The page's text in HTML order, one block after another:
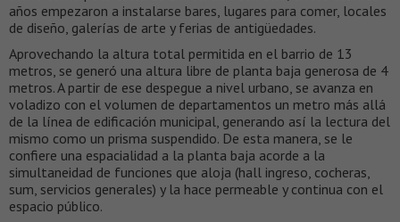
años empezaron a instalarse bares, lugares para comer, locales
de diseño, galerías de arte y ferias de antigüedades.
Aprovechando la altura total permitida en el barrio de 13
metros, se generó una altura libre de planta baja generosa de 4
metros. A partir de ese despegue a nivel urbano, se avanza en
voladizo con el volumen de departamentos un metro más allá
de la línea de edificación municipal, generando así la lectura del
mismo como un prisma suspendido. De esta manera, se le
confiere una espacialidad a la planta baja acorde a la
simultaneidad de funciones que aloja (hall ingreso, cocheras,
sum, servicios generales) y la hace permeable y continua con el
espacio público.